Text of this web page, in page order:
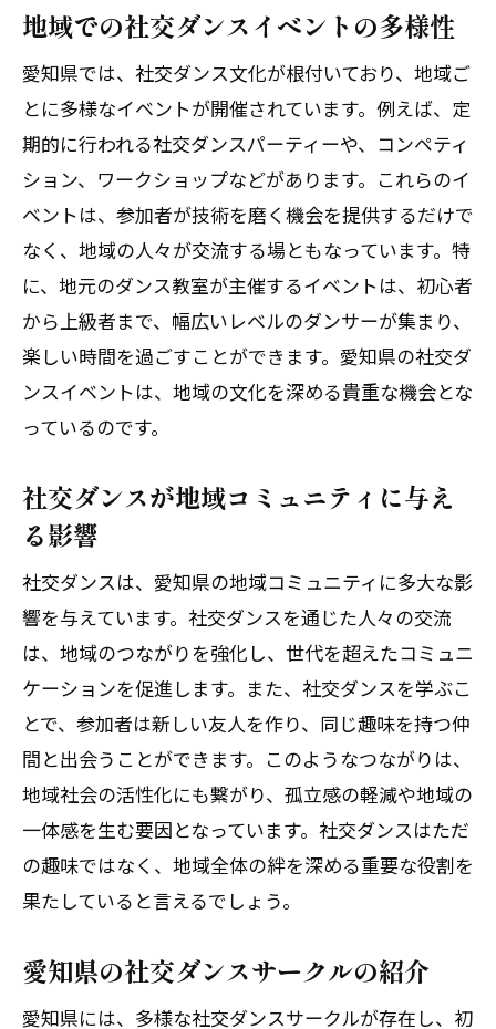
愛知県の社交ダンスと伝統文化の融合
社交ダンスがもたらす国際交流の場
踊ることで広がる愛知県の魅力
地方文化と社交ダンスの関係性
社交ダンスがつなぐ世代間交流
愛知県における社交ダンスの歴史的背景
愛知県の社交ダンスシーンで体験する一体感
と新たな出会い
ダンスパートナーとの信頼関係の築き方
社交ダンスイベントでの新たな出会い
愛知県の人気社交ダンススポット
ダンスの場で感じる一体感の魅力
初心者からベテランまで楽しめる愛知県の社
交ダンス文化
初心者向けの社交ダンスクラス紹介
ベテランダンサーへのインタビュー
愛知県の社交ダンス大会について
初めての社交ダンス参加体験記
社交ダンスのスキル向上のためのヒント
愛知県のダンススタジオの特色
な役割
地域での社交ダンスイベントの多様性
愛知県では、社交ダンス文化が根付いており、地域ご
とに多様なイベントが開催されています。例えば、定
期的に行われる社交ダンスパーティーや、コンペティ
ション、ワークショップなどがあります。これらのイ
ベントは、参加者が技術を磨く機会を提供するだけで
なく、地域の人々が交流する場ともなっています。特
に、地元のダンス教室が主催するイベントは、初心者
から上級者まで、幅広いレベルのダンサーが集まり、
楽しい時間を過ごすことができます。愛知県の社交ダ
ンスイベントは、地域の文化を深める貴重な機会とな
っているのです。
社交ダンスが地域コミュニティに与え
る影響
社交ダンスは、愛知県の地域コミュニティに多大な影
響を与えています。社交ダンスを通じた人々の交流
は、地域のつながりを強化し、世代を超えたコミュニ
ケーションを促進します。また、社交ダンスを学ぶこ
とで、参加者は新しい友人を作り、同じ趣味を持つ仲
間と出会うことができます。このようなつながりは、
地域社会の活性化にも繋がり、孤立感の軽減や地域の
一体感を生む要因となっています。社交ダンスはただ
の趣味ではなく、地域全体の絆を深める重要な役割を
果たしていると言えるでしょう。
愛知県の社交ダンスサークルの紹介
愛知県には、多様な社交ダンスサークルが存在し、初